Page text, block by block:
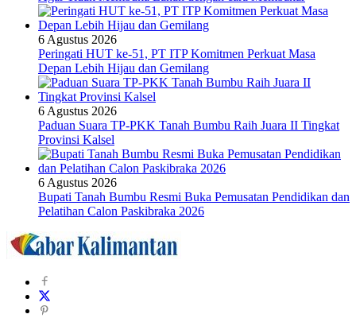
6 Agustus 2026
Peringati HUT ke-51, PT ITP Komitmen Perkuat Masa
Depan Lebih Hijau dan Gemilang
6 Agustus 2026
Paduan Suara TP-PKK Tanah Bumbu Raih Juara II Tingkat
Provinsi Kalsel
6 Agustus 2026
Bupati Tanah Bumbu Resmi Buka Pemusatan Pendidikan dan
Pelatihan Calon Paskibraka 2026